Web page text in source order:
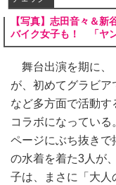
【写真】志田音々＆
バイク女子も！ 「ヤ
舞台出演を期に、
が、初めてグラビ
など多方面で活動
コラボになってい
ページにぶち抜きで
の水着を着た3人が
子は、まさに「大人